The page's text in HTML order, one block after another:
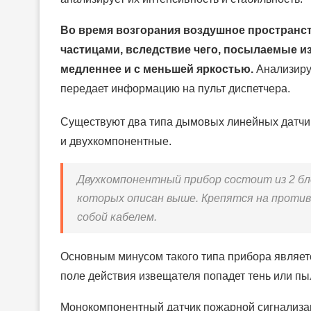
Во время возгорания воздушное
частицами, вследствие чего, посылаемые
медленнее и с меньшей яркостью.
передает информацию на пульт диспетчера.
Существуют два типа дымовых линейных
и двухкомпонентные.
Двухкомпонентный прибор состоит из 2
которых описан выше. Крепятся на
собой кабелем.
Основным минусом такого типа прибора
поле действия извещателя попадет тень или
Монокомпонентный датчик пожарной